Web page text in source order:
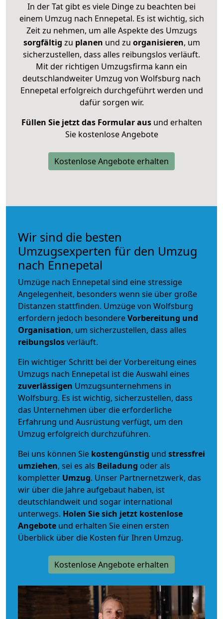
In der Tat gibt es viele Dinge zu beachten bei
einem Umzug nach Ennepetal. Es ist wichtig, sich
Zeit zu nehmen, um alle Aspekte des Umzugs
sorgfältig zu planen und zu organisieren, um
sicherzustellen, dass alles reibungslos verläuft.
Mit der richtigen Umzugsfirma kann ein
deutschlandweiter Umzug von Wolfsburg nach
Ennepetal erfolgreich durchgeführt werden und
dafür sorgen wir.
Füllen Sie jetzt das Formular ausund erhalten
Sie kostenlose Angebote
Kostenlose Angebote erhalten
Wir sind die besten
Umzugsexperten für den Umzug
nach Ennepetal
Umzüge nach Ennepetal sind eine stressige
Angelegenheit, besonders wenn sie über große
Distanzen stattfinden. Umzüge von Wolfsburg
erfordern jedoch besondereVorbereitung und
Organisation, um sicherzustellen, dass alles
reibungslosverläuft.
Ein wichtiger Schritt bei der Vorbereitung eines
Umzugs nach Ennepetal ist die Auswahl eines
zuverlässigen Umzugsunternehmens in
Wolfsburg. Es ist wichtig, sicherzustellen, dass
das Unternehmen über die erforderliche
Erfahrung und Ausrüstung verfügt, um den
Umzug erfolgreich durchzuführen.
Bei uns können Sie kostengünstig und stressfrei
umziehen, sei es als Beiladung oder als
kompletter Umzug. Unser Partnernetzwerk, das
wir über die Jahre aufgebaut haben, ist
deutschlandweit und sogar international
unterwegs. Holen Sie sich jetzt kostenlose
Angebote und erhalten Sie einen ersten
Überblick über die Kosten für Ihren Umzug.
Kostenlose Angebote erhalten